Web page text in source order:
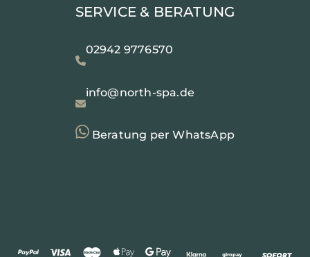
SERVICE & BERATUNG
02942 9776570
info@north-spa.de
Beratung per WhatsApp